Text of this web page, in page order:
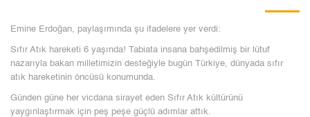
Emine Erdoğan, paylaşımında şu ifadelere yer verdi:
Sıfır Atık hareketi 6 yaşında! Tabiata insana bahşedilmiş bir lütuf
nazarıyla bakan milletimizin desteğiyle bugün Türkiye, dünyada sıfır
atık hareketinin öncüsü konumunda.
Günden güne her vicdana sirayet eden Sıfır Atık kültürünü
yaygınlaştırmak için peş peşe güçlü adımlar attık.